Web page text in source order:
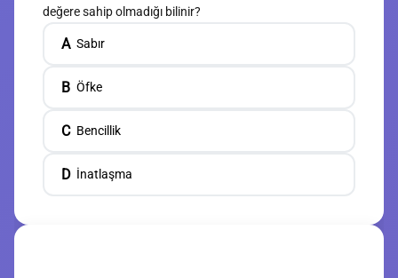
değere sahip olmadığı bilinir?
A Sabır
B Öfke
C Bencillik
D İnatlaşma